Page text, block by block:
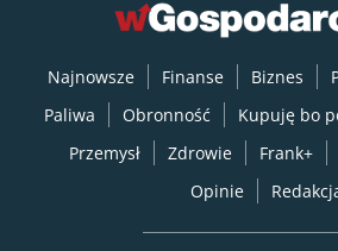
Najnowsze Finanse Biznes
Paliwa
Obronność Kupuję bo
Przemysł
Zdrowie Frank+
Opinie